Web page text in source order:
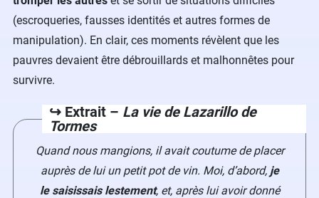
(escroqueries, fausses identités et autres formes de
manipulation). En clair, ces moments révèlent que les
pauvres devaient être débrouillards et malhonnêtes pour
survivre.
↪️ Extrait – La vie de Lazarillo de
Tormes
Quand nous mangions, il avait coutume de placer
auprès de lui un petit pot de vin. Moi, d’abord, je
le saisissais lestement, et, après lui avoir donné